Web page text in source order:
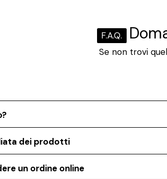
F.A.Q.
Se non trovi
dei prodotti
un ordine online